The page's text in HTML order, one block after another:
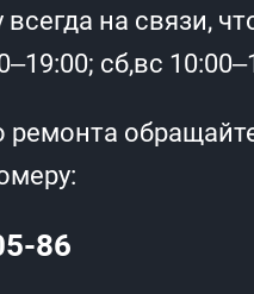
на связи,
сб,вс
ремонта
86